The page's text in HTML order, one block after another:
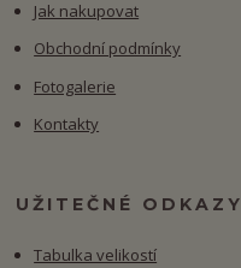
Jak nakupovat
Obchodní podmínky
Fotogalerie
Kontakty
UŽITEČNÉ ODKAZY
Tabulka velikostí